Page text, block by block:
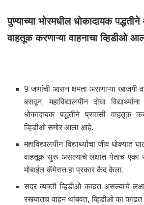
पुण्याच्या भोरमधील धोकादायक
वाहतूक करणाऱ्या वाहनाचा व्हिडीओ
9 जणांची आसन क्षमता असणाऱ्या खाजगी
बसवून, महाविद्यालयीन दोघा
धोकादायक पद्धतीने प्रवासी वाहतूक
व्हिडीओ समोर आला आहे.
महाविद्यालयीन विद्यार्थ्यांचा जीव
वाहतूक सुरू असल्याचे लक्षात येताच एका
मोबाईल कॅमेरात हा प्रकार कैद केला.
सदर व्यक्ती व्हिडीओ काढत असल्याचे
रस्त्यातच वाहन थांबवत, व्हिडीओ का